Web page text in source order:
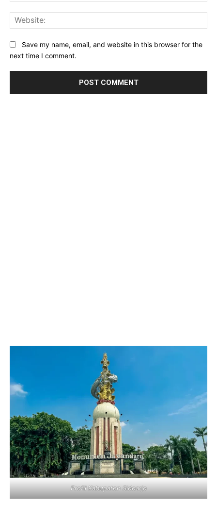
Save my name, email, and website in this browser for the
next time I comment.
Profil Kabupaten Sidoarjo